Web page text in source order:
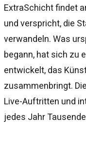
ExtraSchicht findet
und verspricht, die
verwandeln. Was
begann, hat sich zu
entwickelt, das
zusammenbringt.
Live-Auftritten und
jedes Jahr